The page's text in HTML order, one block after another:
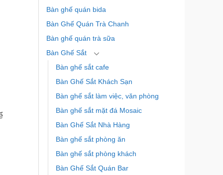
Bàn ghế quán bida
Bàn Ghế Quán Trà Chanh
Bàn ghế quán trà sữa
Bàn Ghế Sắt
Bàn ghế sắt cafe
Bàn Ghế Sắt Khách Sạn
Bàn ghế sắt làm việc, văn phòng
Bàn ghế sắt mặt đá Mosaic
Bàn Ghế Sắt Nhà Hàng
Bàn ghế sắt phòng ăn
Bàn ghế sắt phòng khách
Bàn Ghế Sắt Quán Bar